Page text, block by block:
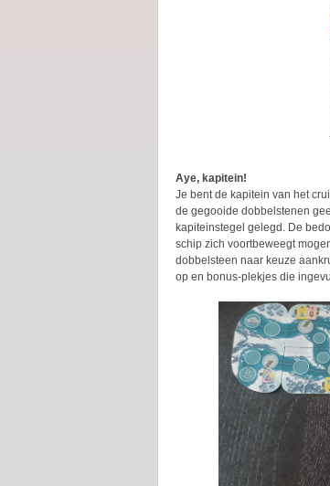
Aye, kapitein!
Je bent de kapitein van het
de gegooide dobbelstenen
kapiteinstegel gelegd. De
schip zich voortbeweegt
dobbelsteen naar keuze
op en bonus-plekjes die